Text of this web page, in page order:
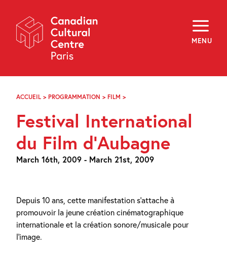
Navigation
MENU
About
Programming
Off-Site
Explore
Archives
f i
FR
ACCUEIL > PROGRAMMATION > FILM >
FILM
Festival International
du Film d’Aubagne
March 16th, 2009 - March 21st, 2009
Depuis 10 ans, cette manifestation s’attache à
promouvoir la jeune création cinématographique
internationale et la création sonore/musicale pour
l’image.